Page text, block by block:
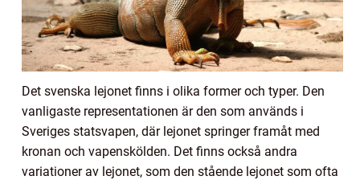
Det svenska lejonet finns i olika former och typer. Den
vanligaste representationen är den som används i
Sveriges statsvapen, där lejonet springer framåt med
kronan och vapenskölden. Det finns också andra
variationer av lejonet, som den stående lejonet som ofta